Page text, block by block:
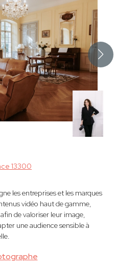
13300
les entreprises et les marques
vidéo haut de gamme,
de valoriser leur image,
une audience sensible à